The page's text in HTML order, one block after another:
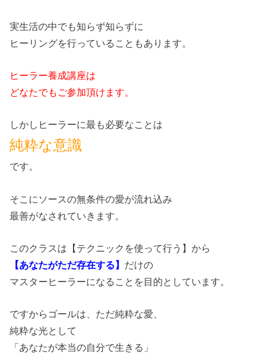
実生活の中でも知らず知らずに
ヒーリングを行っていることもあります。
ヒーラー養成講座は
どなたでもご参加頂けます。
しかしヒーラーに最も必要なことは
純粋な意識
です。
そこにソースの無条件の愛が流れ込み
最善がなされていきます。
このクラスは【テクニックを使って行う】から
【あなたがただ存在する】 だけの
マスターヒーラーになることを目的としています。
ですからゴールは、ただ純粋な愛、
純粋な光として
「あなたが本当の自分で生きる」